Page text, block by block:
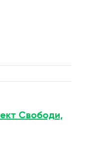
Свободи,